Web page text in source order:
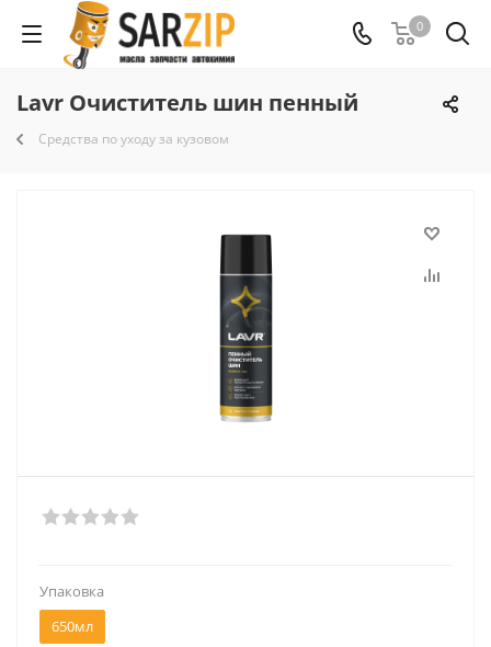
0
Lavr Очиститель шин пенный
Средства по уходу за кузовом
Упаковка
650мл